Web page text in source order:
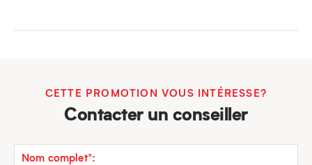
CETTE PROMOTION VOUS INTÉRESSE?
Contacter un conseiller
Nom complet*: